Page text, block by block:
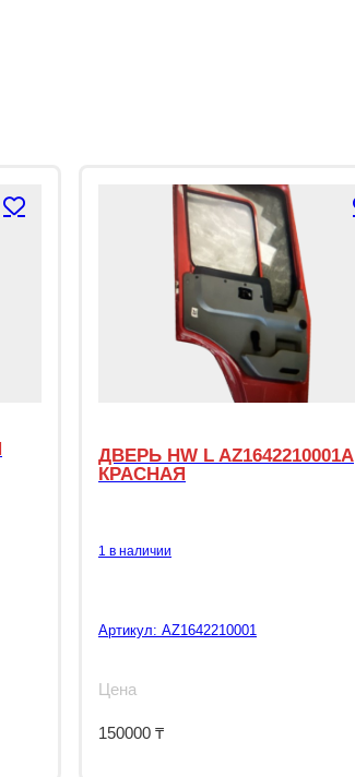
ДВЕРЬ HW L AZ1642210001A
КРАСНАЯ
1 в наличии
Артикул: AZ1642210001
Цена
150000 ₸